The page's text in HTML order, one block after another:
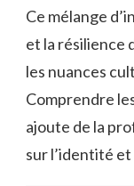
Ce mélange
et la résilience
les nuances
Comprendre
ajoute de la
sur l’identité